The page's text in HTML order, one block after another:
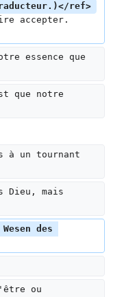
ref>
accepter.
essence que
que notre
à un tournant
Dieu, mais
des
ou